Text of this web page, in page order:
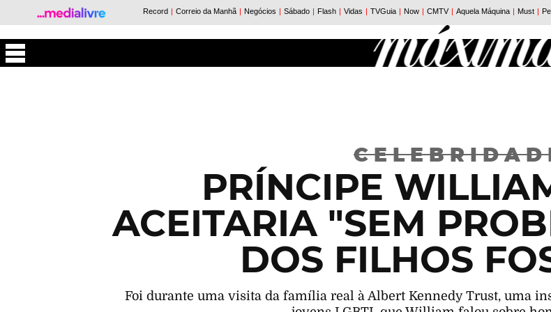
PRÍNCIPE
ACEITARIA "SEM
DOS FILHOS
Foi durante uma visita da família real à Albert Kennedy Trust, uma